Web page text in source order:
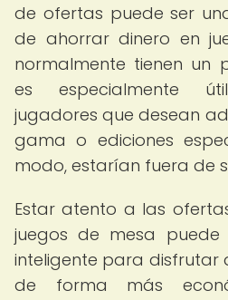
de ofertas puede ser
de ahorrar dinero en
normalmente tienen un
es especialmente
jugadores que desean
gama o ediciones
modo, estarían fuera de
Estar atento a las
juegos de mesa
inteligente para disfrutar
de forma más